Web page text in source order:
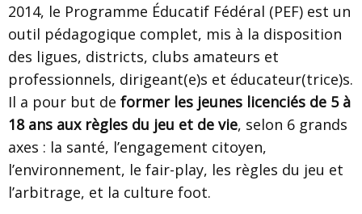
2014, le Programme Éducatif Fédéral (PEF) est un
outil pédagogique complet, mis à la disposition
des ligues, districts, clubs amateurs et
professionnels, dirigeant(e)s et éducateur(trice)s.
Il a pour but de former les jeunes licenciés de 5 à
18 ans aux règles du jeu et de vie, selon 6 grands
axes : la santé, l’engagement citoyen,
l’environnement, le fair-play, les règles du jeu et
l’arbitrage, et la culture foot.